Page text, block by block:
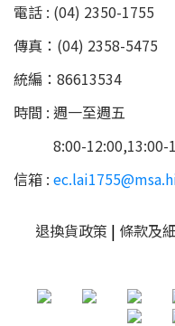
電話 : (04) 2350-1755
傳真：(04) 2358-5475
統編：86613534
時間 : 週一至週五
8:00-12:00,13:00-
信箱 :
退換貨政策 | 條款及